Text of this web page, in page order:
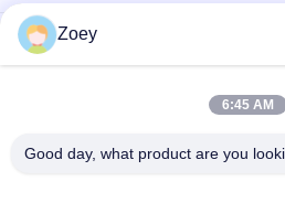
54.90mm Außendurchmesser
Rillen
Die in Absatz 1 genannten
Verwendung von Zellstoff, der in
Zoey
6:45 AM
Good day, what product are you